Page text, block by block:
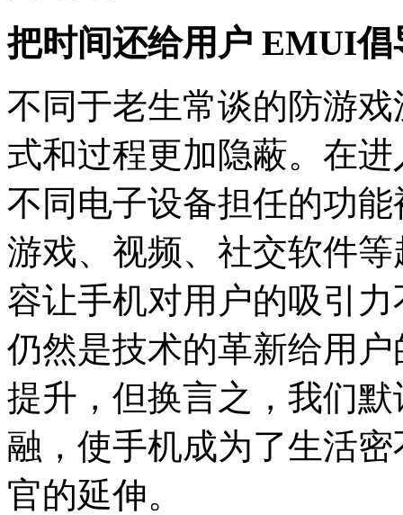
把时间还给用户 EMUI倡
不同于老生常谈的防游
式和过程更加隐蔽。在
不同电子设备担任的功
游戏、视频、社交软件
容让手机对用户的吸引
仍然是技术的革新给用
提升，但换言之，我们
融，使手机成为了生活
官的延伸。